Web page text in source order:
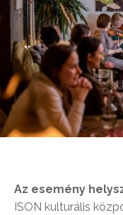
Az esemény
ISON kulturális